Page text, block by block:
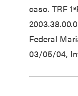
caso. TRF
Federal
03/05/04,